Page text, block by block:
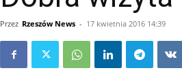
Przez Rzeszów News - 17 kwietnia 2016 14:39